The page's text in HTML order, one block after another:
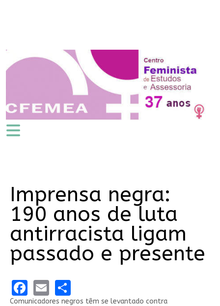
Imprensa negra:
190 anos de luta
antirracista ligam
passado e presente
Facebook
EmailShare
Comunicadores negros têm se levantado contra